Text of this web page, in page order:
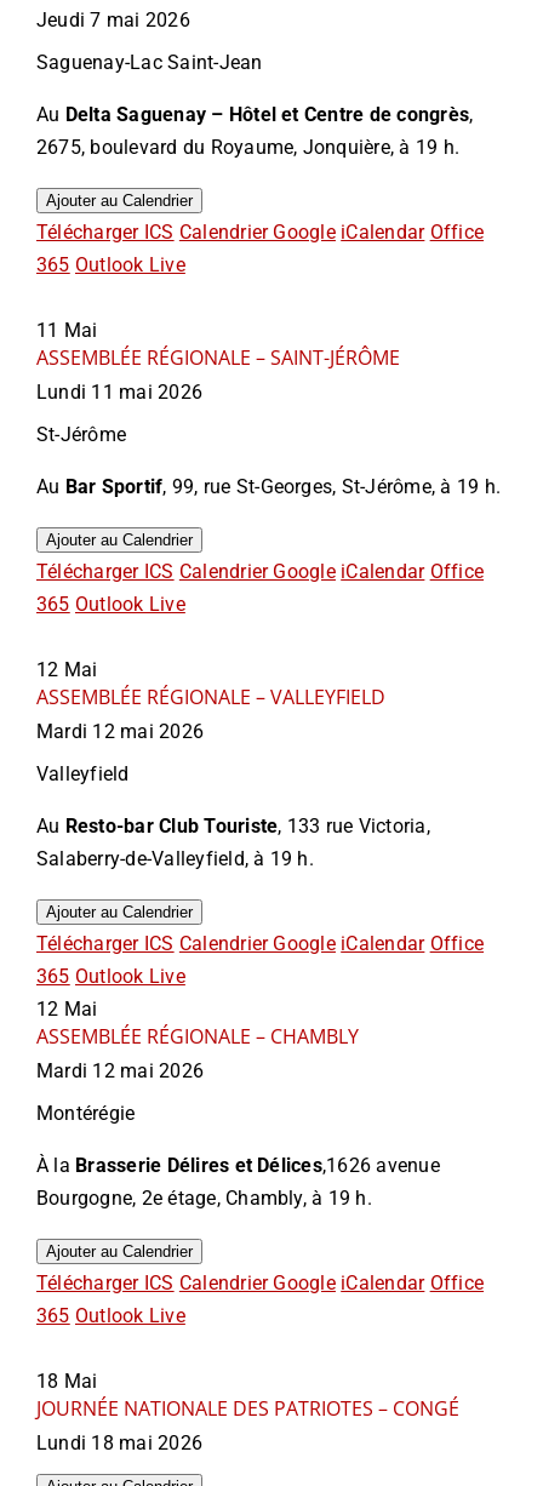
Jeudi 7 mai 2026
Saguenay-Lac Saint-Jean
Au Delta Saguenay – Hôtel et Centre de congrès,
2675, boulevard du Royaume, Jonquière, à 19 h.
Ajouter au Calendrier
Télécharger ICS Calendrier Google iCalendar Office
365 Outlook Live
11 Mai
ASSEMBLÉE RÉGIONALE – SAINT-JÉRÔME
Lundi 11 mai 2026
St-Jérôme
Au Bar Sportif, 99, rue St-Georges, St-Jérôme, à 19 h.
Ajouter au Calendrier
Télécharger ICS Calendrier Google iCalendar Office
365 Outlook Live
12 Mai
ASSEMBLÉE RÉGIONALE – VALLEYFIELD
Mardi 12 mai 2026
Valleyfield
Au Resto-bar Club Touriste, 133 rue Victoria,
Salaberry-de-Valleyfield, à 19 h.
Ajouter au Calendrier
Télécharger ICS Calendrier Google iCalendar Office
365 Outlook Live
12 Mai
ASSEMBLÉE RÉGIONALE – CHAMBLY
Mardi 12 mai 2026
Montérégie
À la Brasserie Délires et Délices,1626 avenue
Bourgogne, 2e étage, Chambly, à 19 h.
Ajouter au Calendrier
Télécharger ICS Calendrier Google iCalendar Office
365 Outlook Live
18 Mai
JOURNÉE NATIONALE DES PATRIOTES – CONGÉ
Lundi 18 mai 2026